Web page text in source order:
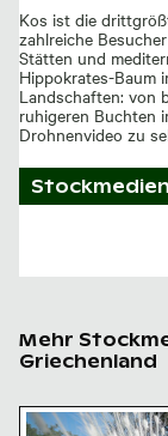
Kos ist die
zahlreiche
Stätten und
Hippokrates-Baum
Landschaften: von
ruhigeren Buchten
Drohnenvideo zu
Mehr
Griechenland
Majestätischer